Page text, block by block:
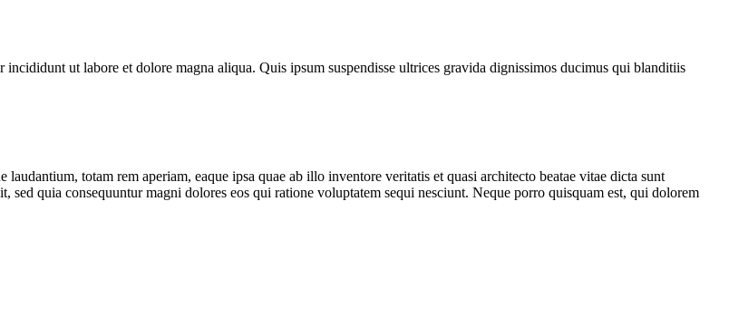
ut labore et dolore magna aliqua. Quis ipsum suspendisse ultrices gravida dignissimos ducimus qui blanditiis
totam rem aperiam, eaque ipsa quae ab illo inventore veritatis et quasi architecto beatae vitae dicta sunt
quia consequuntur magni dolores eos qui ratione voluptatem sequi nesciunt. Neque porro quisquam est, qui dolorem